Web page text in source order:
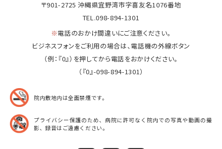
〒901-2725 沖縄県宜野湾市字喜友名1076番地
TEL.098-894-1301
※電話のおかけ間違いにご注意ください。
ビジネスフォンをご利用の場合は、電話機の外線ボタン
（例：『0』）を押してから電話をおかけください。
（『0』-098-894-1301）
院内敷地内は全面禁煙です。
プライバシー保護のため、病院に許可なく院内での写真や動画の撮
影、録音はご遠慮ください。